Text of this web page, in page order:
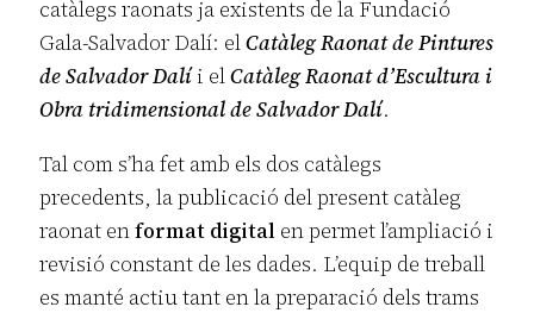
catàlegs raonats ja existents de la Fundació
Gala-Salvador Dalí: elCatàleg Raonat de Pintures
de Salvador Dalíi elCatàleg Raonat d’Escultura i
Obra tridimensional de Salvador Dalí.
Tal com s’ha fet amb els dos catàlegs
precedents, la publicació del present catàleg
raonat enformat digital en permet l’ampliació i
revisió constant de les dades. L’equip de treball
es manté actiu tant en la preparació dels trams